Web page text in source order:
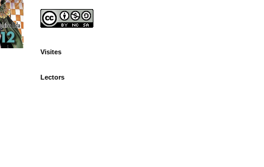
Visites
Lectors